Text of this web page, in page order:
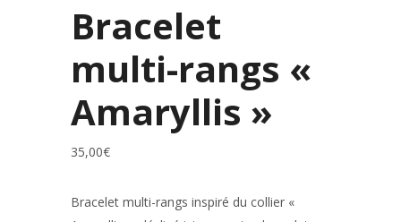
Bracelet
multi-rangs «
Amaryllis »
35,00€
Bracelet multi-rangs inspiré du collier «